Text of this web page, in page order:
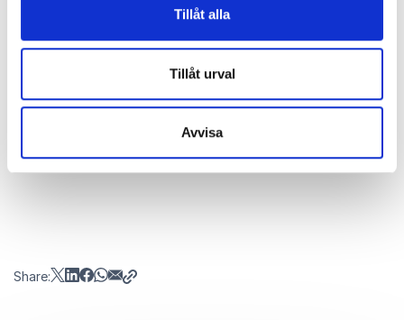
Tillåt alla
Tillåt urval
Avvisa
scenkanten. Tack för att ni tog tid, flick-och
pojkjävlar.
Athenas kan knäcka Istörd-koden, hör av dig till
dem.
Share: